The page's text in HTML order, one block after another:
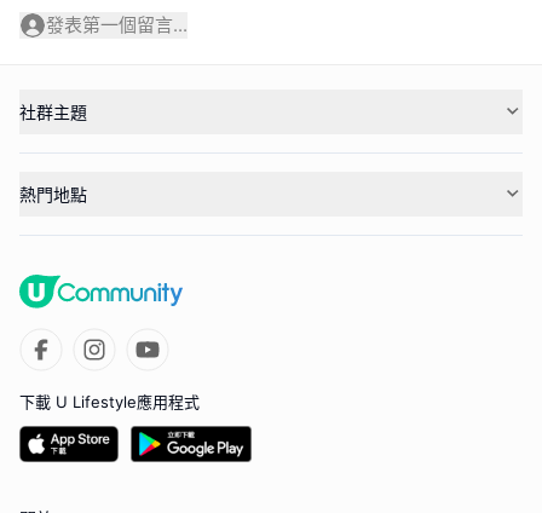
發表第一個留言...
社群主題
熱門地點
下載 U Lifestyle應用程式